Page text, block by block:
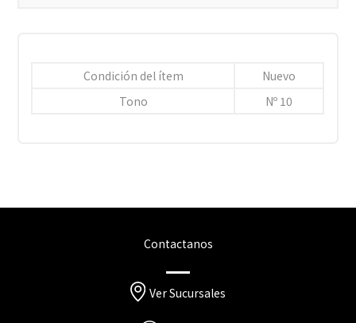
Condición del ítem
Nuevo
Tono
Nº 10
Contactanos
Ver Sucursales